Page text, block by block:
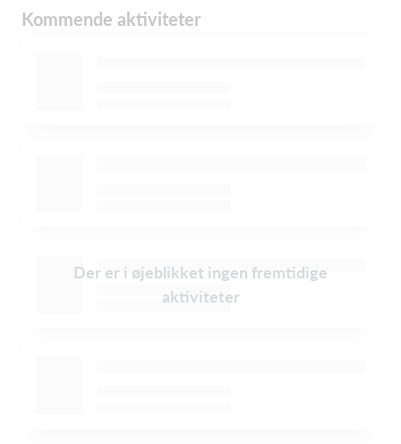
Kommende aktiviteter
Der er i øjeblikket ingen fremtidige
aktiviteter